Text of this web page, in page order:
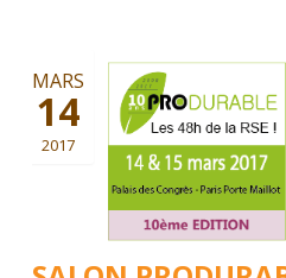
MARS
14
2017